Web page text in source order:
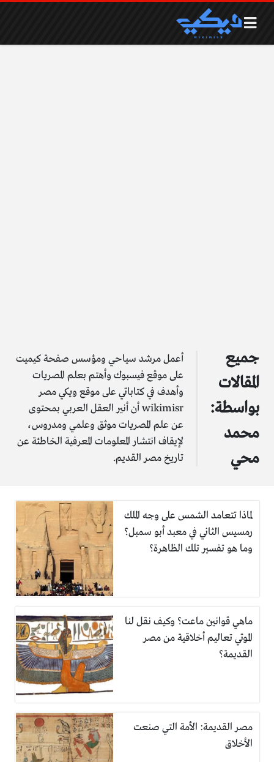
جميع
المقالات
بواسطة:
محمد
محي
أعمل مرشد سياحي ومؤسس صفحة كيميت
على موقع فيسبوك وأهتم بعلم المصريات
وأهدف في كتاباتي على موقع ويكي مصر
wikimisr أن أنير العقل العربي بمحتوى
عن علم المصريات موثق وعلمي ومدروس،
لإيقاف انتشار المعلومات المعرفية الخاطئة عن
تاريخ مصر القديم.
لماذا تتعامد الشمس على وجه الملك
رمسيس الثاني في معبد أبو سمبل؟
وما هو تفسير تلك الظاهرة؟
ماهي قوانين ماعت؟ وكيف نقل لنا
الموتي تعاليم أخلاقية من مصر
القديمة؟
مصر القديمة: الأمة التي صنعت
الأخلاق